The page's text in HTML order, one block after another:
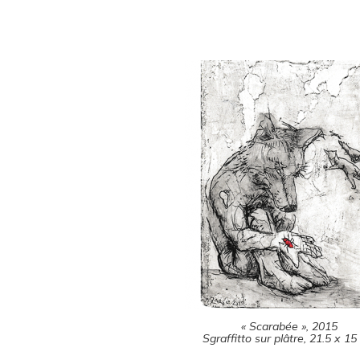
« Scarabée », 2015
Sgraffitto sur plâtre, 21.5 x 15